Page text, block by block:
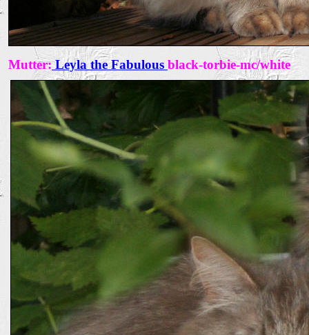
Mutter:Leyla the Fabulous black-torbie-mc/white